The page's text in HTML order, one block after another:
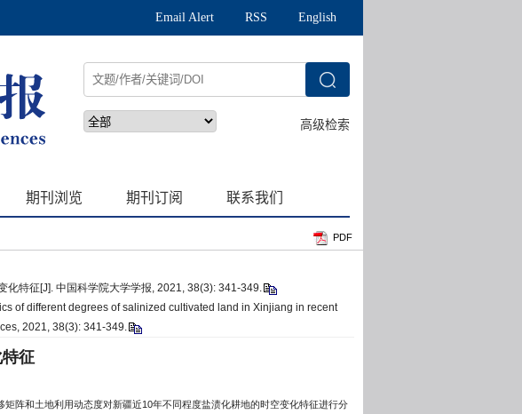
PDF
化特征[J]. 中国科学院大学学报, 2021, 38(3): 341-349.
of different degrees of salinized cultivated land in Xinjiang in recent
2021, 38(3): 341-349.
征
阵和土地利用动态度对新疆近10年不同程度盐渍化耕地的时空变化特征进行分